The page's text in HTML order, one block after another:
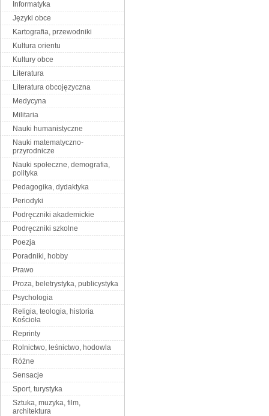
Informatyka
Języki obce
Kartografia, przewodniki
Kultura orientu
Kultury obce
Literatura
Literatura obcojęzyczna
Medycyna
Militaria
Nauki humanistyczne
Nauki matematyczno-
przyrodnicze
Nauki społeczne, demografia,
polityka
Pedagogika, dydaktyka
Periodyki
Podręczniki akademickie
Podręczniki szkolne
Poezja
Poradniki, hobby
Prawo
Proza, beletrystyka, publicystyka
Psychologia
Religia, teologia, historia
Kościoła
Reprinty
Rolnictwo, leśnictwo, hodowla
Różne
Sensacje
Sport, turystyka
Sztuka, muzyka, film,
architektura